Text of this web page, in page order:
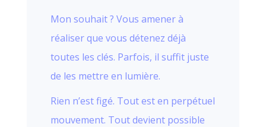
Mon souhait ? Vous amener à
réaliser que vous détenez déjà
toutes les clés. Parfois, il suffit juste
de les mettre en lumière.
Rien n’est figé. Tout est en perpétuel
mouvement. Tout devient possible